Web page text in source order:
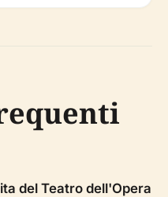
del Teatro dell'Opera